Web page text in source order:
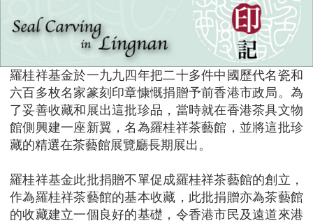
羅桂祥基金於一九九四年把二十多件中國歷代名瓷和
六百多枚名家篆刻印章慷慨捐贈予前香港市政局。為
了妥善收藏和展出這批珍品，當時就在香港茶具文物
館側興建一座新翼，名為羅桂祥茶藝館，並將這批珍
藏的精選在茶藝館展覽廳長期展出。
羅桂祥基金此批捐贈不單促成羅桂祥茶藝館的創立，
作為羅桂祥茶藝館的基本收藏，此批捐贈亦為茶藝館
的收藏建立一個良好的基礎，令香港市民及遠道來港